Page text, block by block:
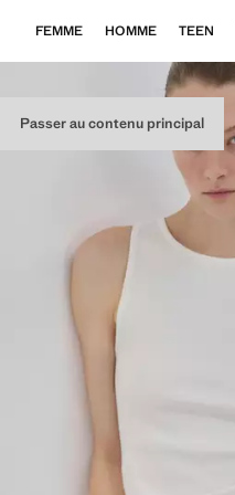
Passer au contenu principal
FEMME HOMME TEEN